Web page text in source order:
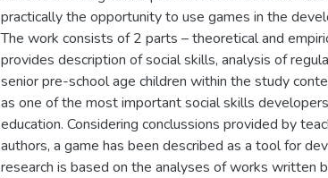
practically the opportunity to use games in the
The work consists of 2 parts – theoretical and
provides description of social skills, analysis of
senior pre-school age children within the study
as one of the most important social skills
education. Considering conclussions provided by
authors, a game has been described as a tool for
research is based on the analyses of works written